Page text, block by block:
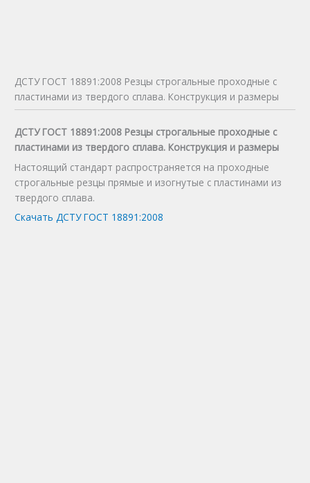
ДСТУ ГОСТ 18891:2008 Резцы строгальные проходные с
пластинами из твердого сплава. Конструкция и размеры
ДСТУ ГОСТ 18891:2008 Резцы строгальные проходные с
пластинами из твердого сплава. Конструкция и размеры
Настоящий стандарт распространяется на проходные
строгальные резцы прямые и изогнутые с пластинами из
твердого сплава.
Скачать ДСТУ ГОСТ 18891:2008